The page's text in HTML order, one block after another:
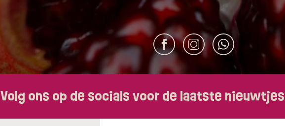
Volg ons op de socials voor de laatste